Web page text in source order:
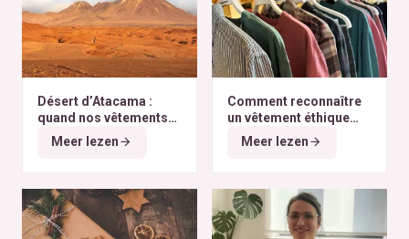
Désert d’Atacama :
quand nos vêtements
finissent à l’autre bout
du monde
Meer lezen
Comment reconnaître
un vêtement éthique
selon nos critères ?
Meer lezen